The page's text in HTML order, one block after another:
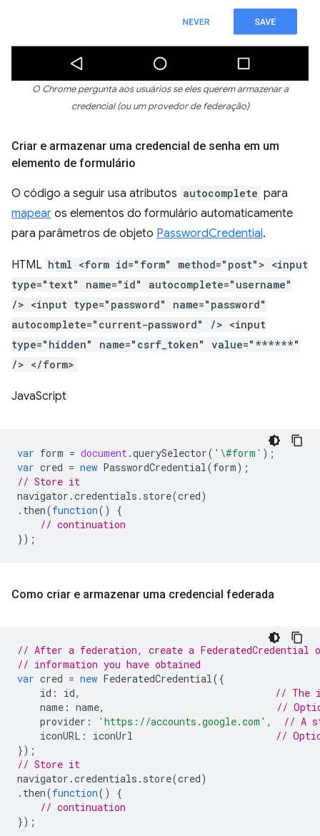
O Chrome pergunta aos usuários se eles querem armazenar a
credencial (ou um provedor de federação)
Criar e armazenar uma credencial de senha em um
elemento de formulário
O código a seguir usa atributos autocomplete para
mapear os elementos do formulário automaticamente
para parâmetros de objeto PasswordCredential.
HTML html <form id="form" method="post"> <input
type="text" name="id" autocomplete="username"
/> <input type="password" name="password"
autocomplete="current-password" /> <input
type="hidden" name="csrf_token" value="******"
/> </form>
JavaScript
var form = document.querySelector( '\#form' );
var cred = new PasswordCredential(form);
// Store it
navigator .credentials . store(cred)
. then(function()
{
// continuation
});
Como criar e armazenar uma credencial federada
// After a federation, create a FederatedCredential
// information you have obtained
var cred = new FederatedCredential({
id : id,
// The
name : name,
//
provider : 'https://accounts.google.com' ,
// A
iconURL : iconUrl
//
});
// Store it
navigator .credentials . store(cred)
. then(function()
{
// continuation
});